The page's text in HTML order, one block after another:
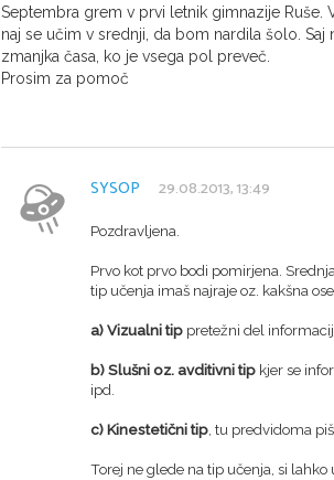
Septembra grem v prvi letnik gimnazije Ruše.
naj se učim v srednji, da bom nardila šolo.
zmanjka časa, ko je vsega pol preveč.
Prosim za pomoč
SYSOP 29.08.2013, 13:49
Pozdravljena.
Prvo kot prvo bodi pomirjena.
tip učenja imaš najraje oz. kakšna
a)Vizualni tip pretežni del
b)Slušni oz. avditivni tipkjer se
ipd.
c) Kinestetični tip, tu predvidoma
Torej ne glede na tip učenja, si lahko